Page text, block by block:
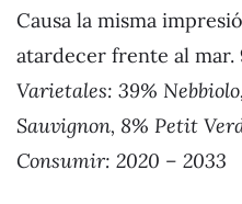
Causa la misma
atardecer frente al mar.
Varietales: 39%
Sauvignon, 8% Petit
Consumir: 2020 – 2033